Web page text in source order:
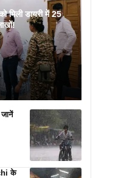
डायरी में 25
के